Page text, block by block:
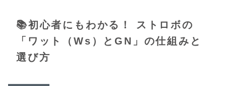
📚初心者にもわかる！ ストロボの
「ワット（Ws）とGN」の仕組みと
選び方